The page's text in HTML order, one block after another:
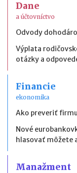
Dane
a účtovníctvo
Odvody
Výplata
otázky a
Financie
ekonomika
Ako preveriť
Nové
hlasovať môžete
Manažment